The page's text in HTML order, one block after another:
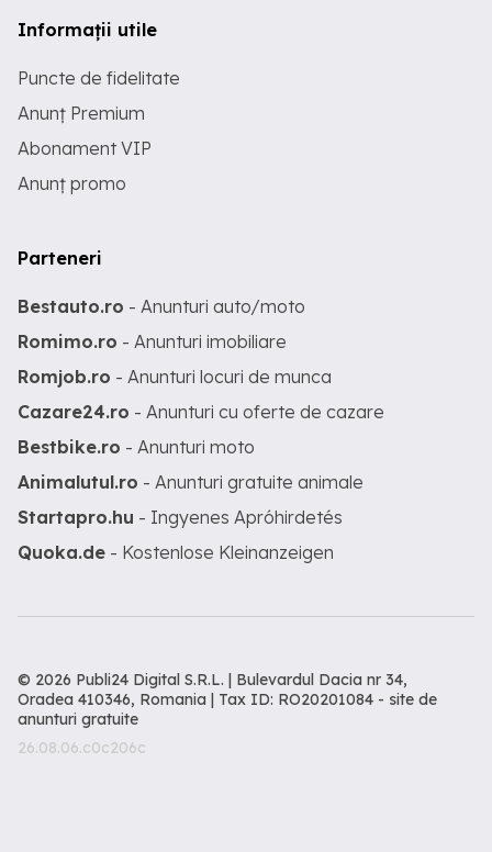
Informații utile
Puncte de fidelitate
Anunț Premium
Abonament VIP
Anunț promo
Parteneri
Bestauto.ro - Anunturi auto/moto
Romimo.ro - Anunturi imobiliare
Romjob.ro - Anunturi locuri de munca
Cazare24.ro - Anunturi cu oferte de cazare
Bestbike.ro - Anunturi moto
Animalutul.ro - Anunturi gratuite animale
Startapro.hu - Ingyenes Apróhirdetés
Quoka.de - Kostenlose Kleinanzeigen
© 2026 Publi24 Digital S.R.L. | Bulevardul Dacia nr 34,
Oradea 410346, Romania | Tax ID: RO20201084 - site de
anunturi gratuite
26.08.06.c0c206c